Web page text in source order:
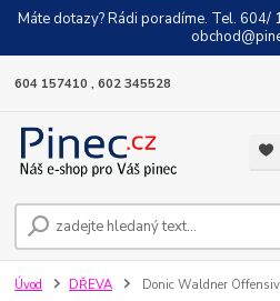
Máte dotazy? Rádi poradíme. Tel.
604 157410 , 602 345528
Úvod DŘEVA Donic Waldner